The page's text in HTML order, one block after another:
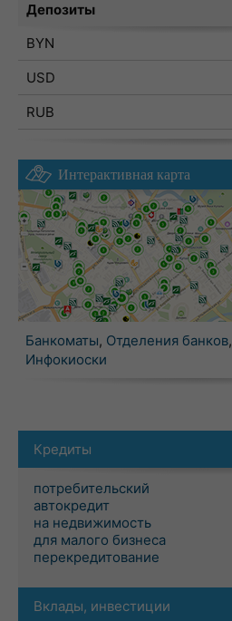
Депозиты
BYN
USD
RUB
Интерактивная карта
Банкоматы, Отделения банков,
Инфокиоски
Кредиты
потребительский
автокредит
на недвижимость
для малого бизнеса
перекредитование
Вклады, инвестиции